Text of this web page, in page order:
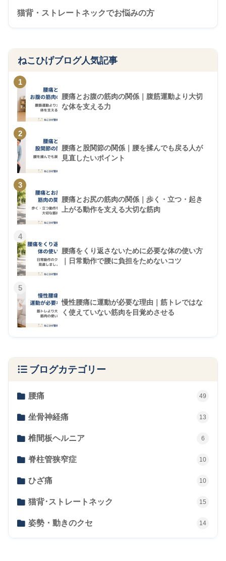
猫背・ストレートネックでお悩みの方
ねこひげブログ人気記事
1
腰痛とお腹の筋肉の関係｜腹筋運動より大切
な体を支える力
2
腰痛と股関節の関係｜腰を揉んでも戻る人が
見直したいポイント
3
腰痛とお尻の筋肉の関係｜歩く・立つ・起き
上がる動作を支える大切な筋肉
4
腰痛をくり返さないために必要な体の使い方
｜日常動作で腰に負担をためないコツ
5
慢性腰痛に運動が必要な理由｜筋トレではな
く使えていない筋肉を目覚めさせる
ブログカテゴリー
腰痛 49
坐骨神経痛 13
椎間板ヘルニア 6
脊柱管狭窄症 10
ひざ痛 10
猫背･ストレートネック 15
姿勢・動きのクセ 14